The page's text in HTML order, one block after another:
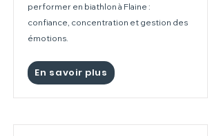
performer en biathlon à Flaine :
confiance, concentration et gestion des
émotions.
En savoir plus